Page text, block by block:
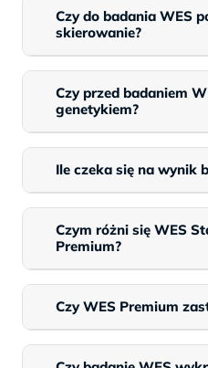
Czy do badania WES
skierowanie?
Czy przed badaniem
genetykiem?
Ile czeka się na wynik
Czym różni się WES
Premium?
Czy WES Premium